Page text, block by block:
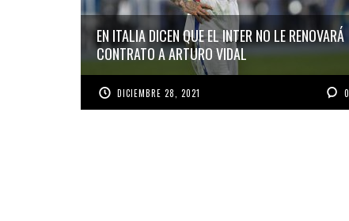
EN ITALIA DICEN QUE EL INTER NO LE RENOVARÁ
CONTRATO A ARTURO VIDAL
DICIEMBRE 28, 2021 0